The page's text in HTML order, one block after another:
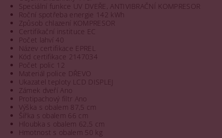
Speciální funkce UV DVEŘE, ANTIVIBRAČNÍ KOMPRESOR
Roční spotřeba energie 142 kWh
Způsob chlazení KOMPRESOR
Certifikační instituce EC
Počet lahví 40
Název certifikace EPREL
Kód certifikace 2147034
Počet polic 12
Materiál police DŘEVO
Ukazatel teploty LCD DISPLEJ
Zámek dveří Ano
Protipachový filtr Ano
Výška s obalem 87,5 cm
Šířka s obalem 66 cm
Hloubka s obalem 62,5 cm
Hmotnost s obalem 50 kg